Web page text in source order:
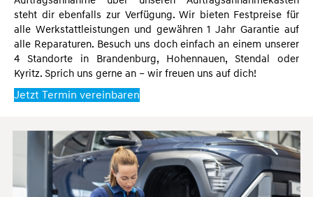
steht dir ebenfalls zur Verfügung. Wir bieten Festpreise für
alle Werkstattleistungen und gewähren 1 Jahr Garantie auf
alle Reparaturen. Besuch uns doch einfach an einem unserer
4 Standorte in Brandenburg, Hohennauen, Stendal oder
Kyritz. Sprich uns gerne an – wir freuen uns auf dich!
Jetzt Termin vereinbaren